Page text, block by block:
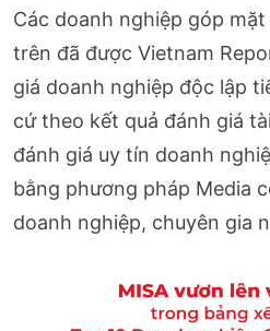
Các doanh nghiệp góp
trên đã được Vietnam
giá doanh nghiệp độc lập
cứ theo kết quả đánh giá
đánh giá uy tín doanh
bằng phương pháp Media
doanh nghiệp, chuyên gia